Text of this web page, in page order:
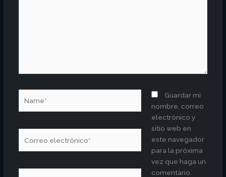
electrónico*
Guardar mi
nombre, correo
electrónico y
sitio web en
este navegador
para la próxima
vez que haga un
comentario.